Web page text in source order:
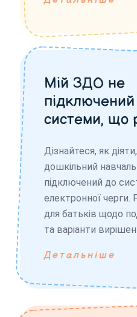
Мій ЗДО не
системи, що
Дізнайтеся, як
дошкільний
підключений до
електронної черги.
для батьків щодо
та варіанти
Детальніше